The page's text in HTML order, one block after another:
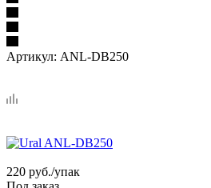
Артикул: ANL-DB250
220 руб./упак